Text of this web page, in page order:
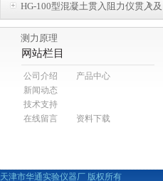
HG-100型混凝土贯入阻力仪贯入及
测力原理
网站栏目
公司介绍
产品中心
新闻动态
技术支持
在线留言
资料下载
天津市华通实验仪器厂 版权所有